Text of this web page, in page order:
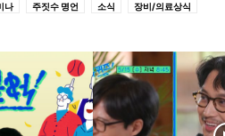
나 주짓수 명언 소식 장비/의료상식
주짓수란